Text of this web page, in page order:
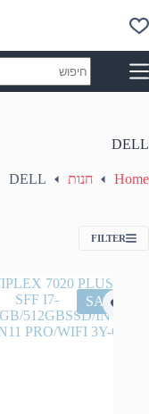
to
content
results
DELL
Home חנות DELL
FILTER
SALE